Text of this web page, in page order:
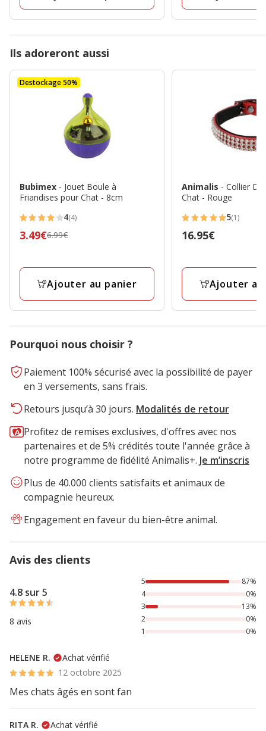
Ils adoreront aussi
Destockage 50%
Bubimex - Jouet Boule à
Friandises pour Chat - 8cm
4
étoiles
4
4(4)
Prix
3.49€6.99€
Ajouter au panier
Animalis - Collier
Chat - Rouge
5
étoiles
1
5(1)
Prix
16.95€
Ajouter
Pourquoi nous choisir ?
Paiement 100% sécurisé avec la possibilité de payer
en 3 versements, sans frais.
Retours jusqu’à 30 jours. Modalités de retour
Profitez de remises exclusives, d'offres avec nos
partenaires et de 5% crédités toute l'année grâce à
notre programme de fidélité Animalis+. Je m’inscris
Plus de 40.000 clients satisfaits et animaux de
compagnie heureux.
Engagement en faveur du bien-être animal.
Avis des clients
4.8 sur 5
8 avis
87% des personnes lont noté avec {1} étoiles, 13% des
5
87%
4
0%
3
13%
2
0%
1
0%
HELENE R.
Achat vérifié
12 octobre 2025
Mes chats âgés en sont fan
RITA R.
Achat vérifié